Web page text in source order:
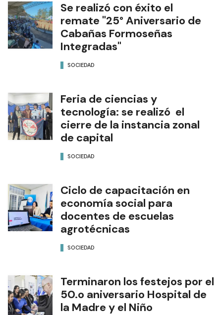
Se realizó con éxito el
remate "25° Aniversario de
Cabañas Formoseñas
Integradas"
SOCIEDAD
Feria de ciencias y
tecnología: se realizó el
cierre de la instancia zonal
de capital
SOCIEDAD
Ciclo de capacitación en
economía social para
docentes de escuelas
agrotécnicas
SOCIEDAD
Terminaron los festejos por el
50.o aniversario Hospital de
la Madre y el Niño